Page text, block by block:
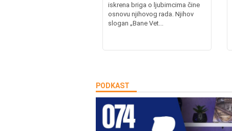
iskrena briga o ljubimcima čine
osnovu njihovog rada. Njihov
slogan „Bane Vet...
PODKAST